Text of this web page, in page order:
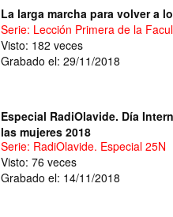
La larga marcha para volver a
Serie: Lección Primera de la
Visto: 182 veces
Grabado el: 29/11/2018
Especial RadiOlavide. Día
las mujeres 2018
Serie: RadiOlavide. Especial 25N
Visto: 76 veces
Grabado el: 14/11/2018